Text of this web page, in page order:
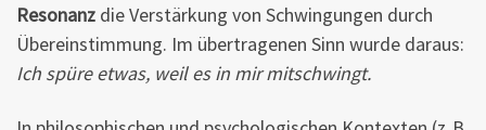
Resonanz die Verstärkung von Schwingungen durch
Übereinstimmung. Im übertragenen Sinn wurde daraus:
Ich spüre etwas, weil es in mir mitschwingt.